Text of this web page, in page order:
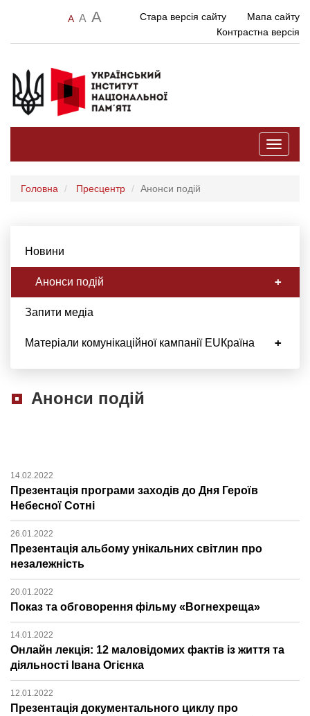
A A A Стара версія сайту
Мапа сайту
Контрастна версія
Toggle
Головна Пресцентр Анонси подій
Новини
Анонси подій
Запити медіа
Матеріали комунікаційної кампанії EUКраїна
Анонси подій
14.02.2022
Презентація програми заходів до Дня Героїв
Небесної Сотні
26.01.2022
Презентація альбому унікальних світлин про
незалежність
20.01.2022
Показ та обговорення фільму «Вогнехреща»
14.01.2022
Онлайн лекція: 12 маловідомих фактів із життя та
діяльності Івана Огієнка
12.01.2022
Презентація документального циклу про